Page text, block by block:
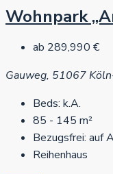
Wohnpark
ab 289,990 €
Gauweg, 51067
Beds: k.A.
85 - 145 m²
Bezugsfrei: auf
Reihenhaus